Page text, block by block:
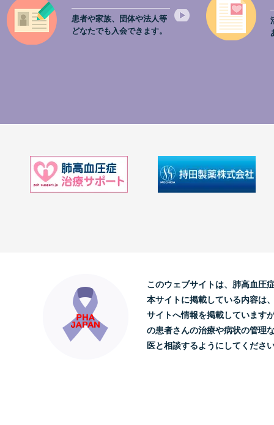
患者や家族、団体や法人等
どなたでも入会できます。
このウェブサイトは、肺高血圧
本サイトに掲載している内容は
サイトへ情報を掲載しています
の患者さんの治療や病状の管理
医と相談するようにしてくださ